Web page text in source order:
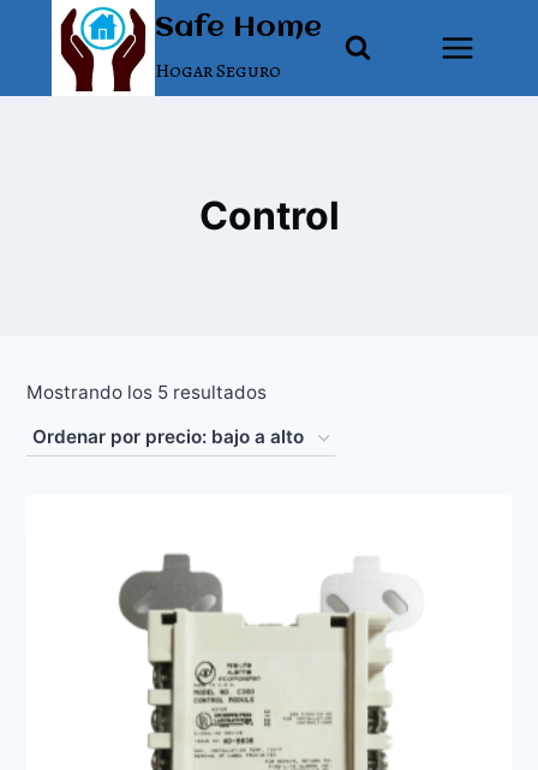
contenido
Safe Home
Hogar Seguro
Control
Mostrando los 5 resultadosOrdenado
por
precio: